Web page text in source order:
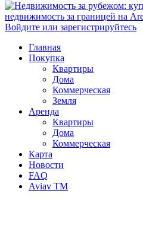
Войдите или зарегистрируйтесь
Главная
Покупка
Квартиры
Дома
Коммерческая
Земля
Аренда
Квартиры
Дома
Коммерческая
Карта
Новости
FAQ
Aviav TM